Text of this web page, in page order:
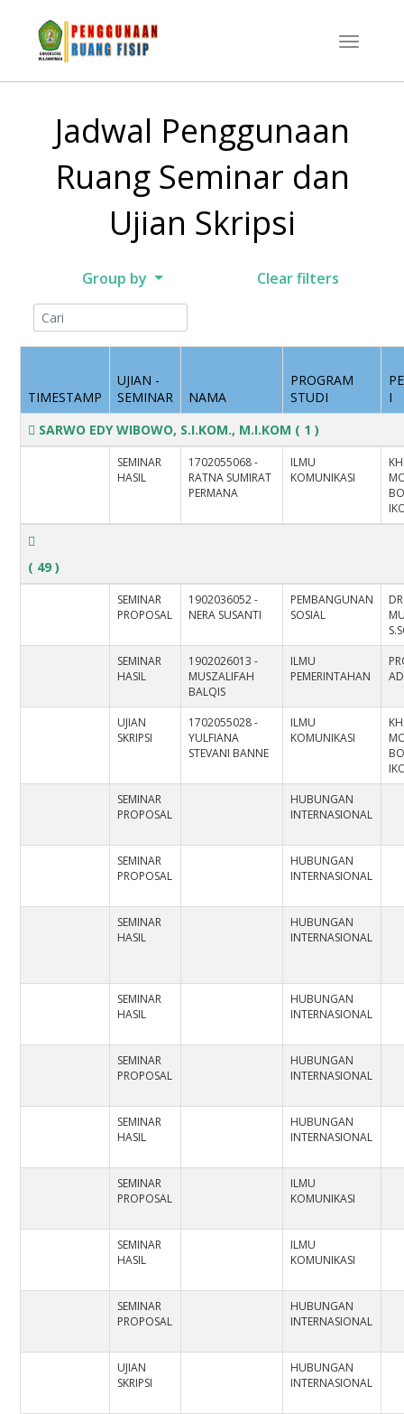
Jadwal Penggunaan
Ruang Seminar dan
Ujian Skripsi
Group by Clear filters
TIMESTAMP
UJIAN -
SEMINAR
NAMA
PROGRAM
STUDI
I
SARWO EDY WIBOWO, S.I.KOM., M.I.KOM ( 1 )
SEMINAR
HASIL
1702055068 -
RATNA SUMIRAT
PERMANA
ILMU
KOMUNIKASI
( 49 )
SEMINAR
PROPOSAL
1902036052 -
NERA SUSANTI
PEMBANGUNAN
SOSIAL
SEMINAR
HASIL
1902026013 -
MUSZALIFAH
BALQIS
ILMU
PEMERINTAHAN
UJIAN
SKRIPSI
1702055028 -
YULFIANA
STEVANI BANNE
ILMU
KOMUNIKASI
SEMINAR
PROPOSAL
HUBUNGAN
INTERNASIONAL
SEMINAR
PROPOSAL
HUBUNGAN
INTERNASIONAL
SEMINAR
HASIL
HUBUNGAN
INTERNASIONAL
SEMINAR
HASIL
HUBUNGAN
INTERNASIONAL
SEMINAR
PROPOSAL
HUBUNGAN
INTERNASIONAL
SEMINAR
HASIL
HUBUNGAN
INTERNASIONAL
SEMINAR
PROPOSAL
ILMU
KOMUNIKASI
SEMINAR
HASIL
ILMU
KOMUNIKASI
SEMINAR
PROPOSAL
HUBUNGAN
INTERNASIONAL
UJIAN
SKRIPSI
HUBUNGAN
INTERNASIONAL